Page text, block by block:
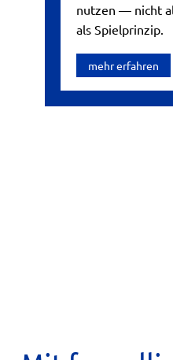
nutzen — nicht
als Spielprinzip.
mehr erfahren